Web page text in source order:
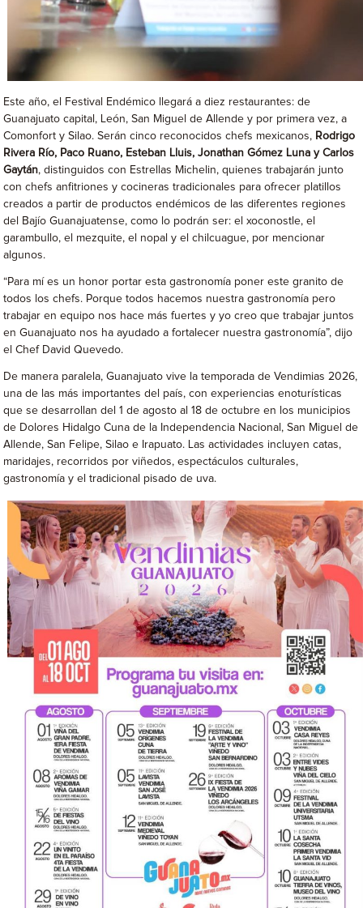
Este año, el Festival Endémico llegará a diez restaurantes: de
Guanajuato capital, León, San Miguel de Allende y por primera vez, a
Comonfort y Silao. Serán cinco reconocidos chefs mexicanos, Rodrigo
Rivera Río, Paco Ruano, Esteban Lluis, Jonathan Gómez Luna y Carlos
Gaytán, distinguidos con Estrellas Michelin, quienes trabajarán junto
con chefs anfitriones y cocineras tradicionales para ofrecer platillos
creados a partir de productos endémicos de las diferentes regiones
del Bajío Guanajuatense, como lo podrán ser: el xoconostle, el
garambullo, el mezquite, el nopal y el chilcuague, por mencionar
algunos.
“Para mí es un honor portar esta gastronomía poner este granito de
todos los chefs. Porque todos hacemos nuestra gastronomía pero
trabajar en equipo nos hace más fuertes y yo creo que trabajar juntos
en Guanajuato nos ha ayudado a fortalecer nuestra gastronomía”, dijo
el Chef David Quevedo.
De manera paralela, Guanajuato vive la temporada de Vendimias 2026,
una de las más importantes del país, con experiencias enoturísticas
que se desarrollan del 1 de agosto al 18 de octubre en los municipios
de Dolores Hidalgo Cuna de la Independencia Nacional, San Miguel de
Allende, San Felipe, Silao e Irapuato. Las actividades incluyen catas,
maridajes, recorridos por viñedos, espectáculos culturales,
gastronomía y el tradicional pisado de uva.